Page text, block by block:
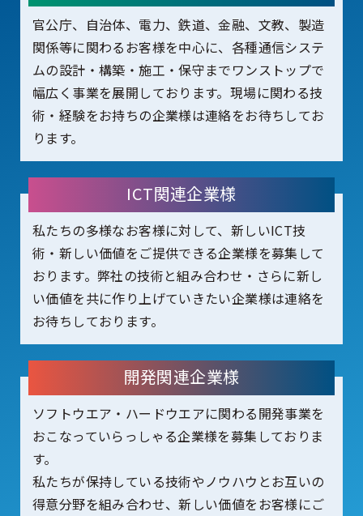
官公庁、自治体、電力、鉄道、金融、文教、製造
関係等に関わるお客様を中心に、各種通信システ
ムの設計・構築・施工・保守までワンストップで
幅広く事業を展開しております。現場に関わる技
術・経験をお持ちの企業様は連絡をお待ちしてお
ります。
ICT関連企業様
私たちの多様なお客様に対して、新しいICT技
術・新しい価値をご提供できる企業様を募集して
おります。弊社の技術と組み合わせ・さらに新し
い価値を共に作り上げていきたい企業様は連絡を
お待ちしております。
開発関連企業様
ソフトウエア・ハードウエアに関わる開発事業を
おこなっていらっしゃる企業様を募集しておりま
す。
私たちが保持している技術やノウハウとお互いの
得意分野を組み合わせ、新しい価値をお客様にご